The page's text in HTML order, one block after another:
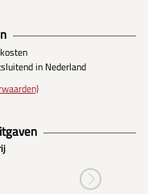
in Nederland